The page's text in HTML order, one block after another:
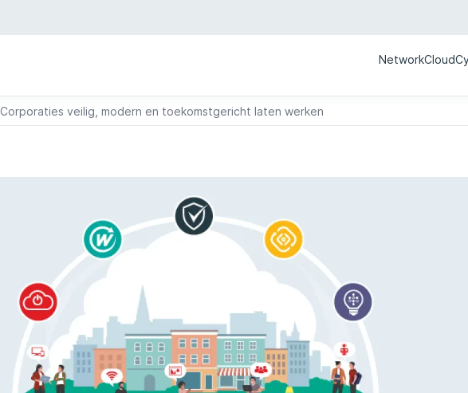
NetworkCloud
Corporaties veilig, modern en toekomstgericht laten werken